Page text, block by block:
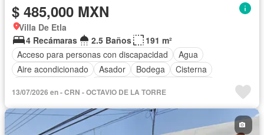
$ 485,000 MXN
Villa De Etla
4 Recámaras
2.5 Baños
191 m²
Acceso para personas con discapacidad
Agua
Aire acondicionado
Asador Bodega
Cisterna
Gas natural
Gimnasio Internet
Jardín
Recámara con closet
Televisión por cable
Zonas verdes
13/07/2026 en - CRN - OCTAVIO DE LA TORRE